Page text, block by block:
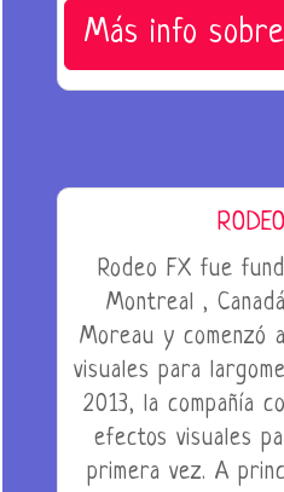
Más info
Rodeo FX fue
Montreal ,
Moreau y comenzó
visuales para
2013, la compañía
efectos visuales
primera vez. A